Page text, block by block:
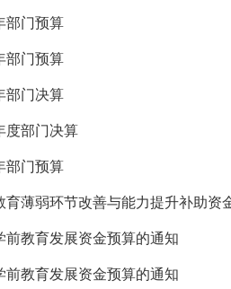
部门预算
部门预算
部门决算
度部门决算
部门预算
前教育发展资金预算的通知
前教育发展资金预算的通知